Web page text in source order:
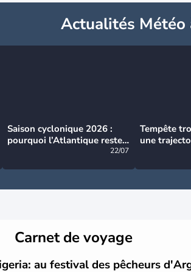
Actualités Météo
Saison cyclonique 2026 :
pourquoi l’Atlantique reste
22/07
Tempête
une
Carnet de voyage
au festival des pêcheurs